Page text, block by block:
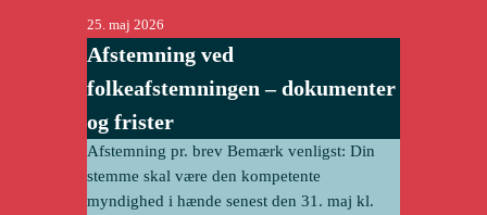
25. maj 2026
Afstemning ved
folkeafstemningen – dokumenter
og frister
Afstemning pr. brev Bemærk venligst: Din
stemme skal være den kompetente
myndighed i hænde senest den 31. maj kl.